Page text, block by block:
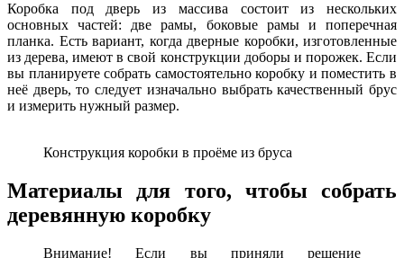
Коробка под дверь из массива состоит из нескольких
основных частей: две рамы, боковые рамы и поперечная
планка. Есть вариант, когда дверные коробки, изготовленные
из дерева, имеют в свой конструкции доборы и порожек. Если
вы планируете собрать самостоятельно коробку и поместить в
неё дверь, то следует изначально выбрать качественный брус
и измерить нужный размер.
Конструкция коробки в проёме из бруса
Материалы для того, чтобы собрать
деревянную коробку
Внимание! Если вы приняли решение